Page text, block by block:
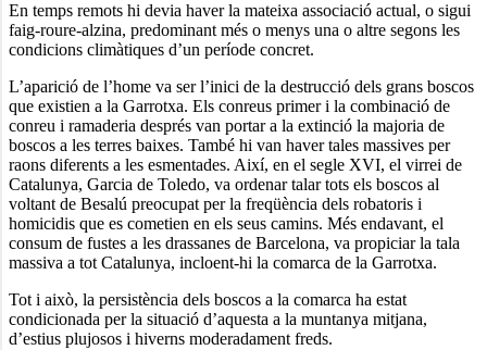
En temps remots hi devia haver la mateixa associació actual, o sigui
faig-roure-alzina, predominant més o menys una o altre segons les
condicions climàtiques d’un període concret.
L’aparició de l’home va ser l’inici de la destrucció dels grans boscos
que existien a la Garrotxa. Els conreus primer i la combinació de
conreu i ramaderia després van portar a la extinció la majoria de
boscos a les terres baixes. També hi van haver tales massives per
raons diferents a les esmentades. Així, en el segle XVI, el virrei de
Catalunya, Garcia de Toledo, va ordenar talar tots els boscos al
voltant de Besalú preocupat per la freqüència dels robatoris i
homicidis que es cometien en els seus camins. Més endavant, el
consum de fustes a les drassanes de Barcelona, va propiciar la tala
massiva a tot Catalunya, incloent-hi la comarca de la Garrotxa.
Tot i això, la persistència dels boscos a la comarca ha estat
condicionada per la situació d’aquesta a la muntanya mitjana,
d’estius plujosos i hiverns moderadament freds.